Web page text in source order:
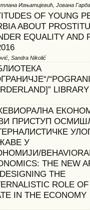
Игњатијевић, Јована
OF YOUNG
ABOUT
EQUALITY AND
Sandra Nikolić
LIBRARY
ПРИСТУП
У
THE NEW
THE
ROLE
IN THE ECONOMY